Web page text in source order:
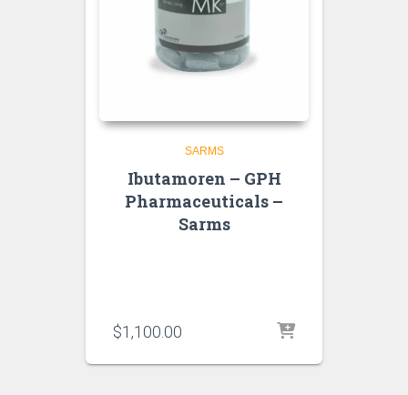
SARMS
Ibutamoren – GPH
Pharmaceuticals –
Sarms
$1,100.00